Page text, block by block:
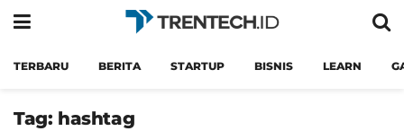
TERBARU BERITA STARTUP BISNIS LEARN
Tag: hashtag